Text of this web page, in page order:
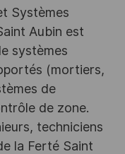
Systèmes
Aubin est
systèmes
(mortiers,
de
de zone.
techniciens
la Ferté Saint